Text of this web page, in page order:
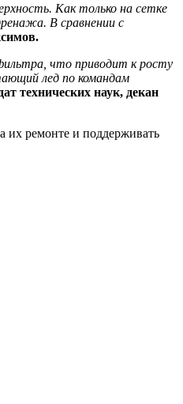
Как только на сетке
В сравнении с
что приводит к росту
лед по командам
технических наук, декан
их ремонте и поддерживать